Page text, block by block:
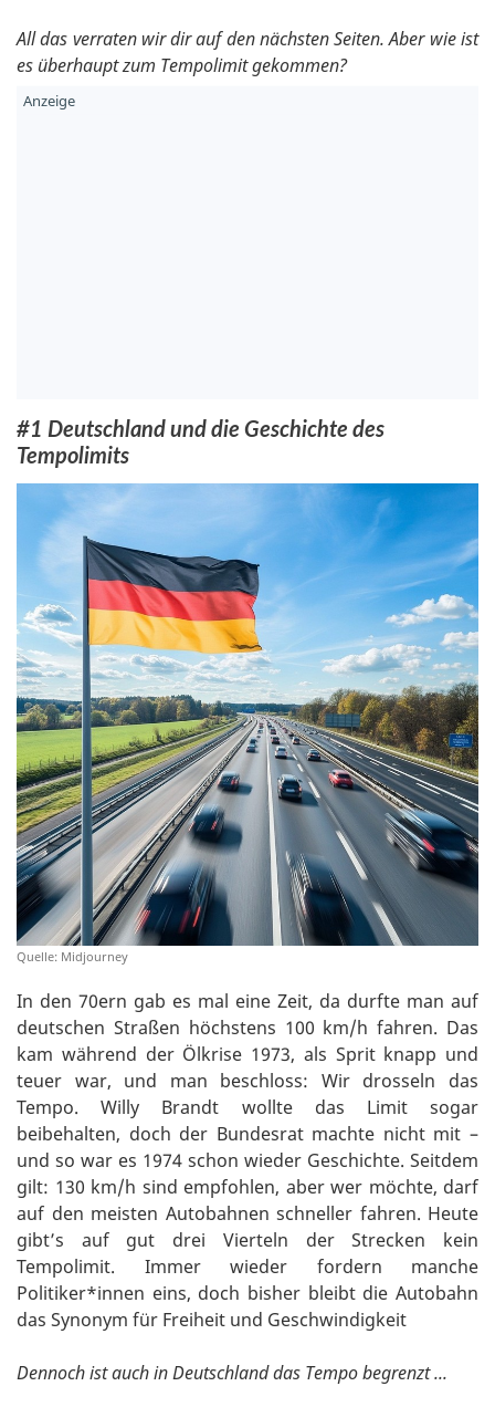
All das verraten wir dir auf den nächsten Seiten. Aber wie ist
es überhaupt zum Tempolimit gekommen?
#1 Deutschland und die Geschichte des
Tempolimits
Quelle: Midjourney
In den 70ern gab es mal eine Zeit, da durfte man auf
deutschen Straßen höchstens 100 km/h fahren. Das
kam während der Ölkrise 1973, als Sprit knapp und
teuer war, und man beschloss: Wir drosseln das
Tempo. Willy Brandt wollte das Limit sogar
beibehalten, doch der Bundesrat machte nicht mit –
und so war es 1974 schon wieder Geschichte. Seitdem
gilt: 130 km/h sind empfohlen, aber wer möchte, darf
auf den meisten Autobahnen schneller fahren. Heute
gibt’s auf gut drei Vierteln der Strecken kein
Tempolimit. Immer wieder fordern manche
Politiker*innen eins, doch bisher bleibt die Autobahn
das Synonym für Freiheit und Geschwindigkeit
Dennoch ist auch in Deutschland das Tempo begrenzt ...